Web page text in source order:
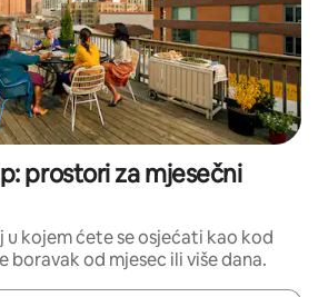
prostori za mjesečni
u kojem ćete se osjećati kao kod
boravak od mjesec ili više dana.